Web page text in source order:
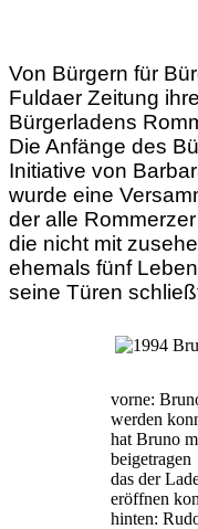
Von Bürgern für
Fuldaer Zeitung
Bürgerladens
Die Anfänge des
Initiative von
wurde eine
der alle
die nicht mit
ehemals fünf
seine Türen
vorne:
werden
hat Bruno
beigetragen
das der
eröffnen
hinten: